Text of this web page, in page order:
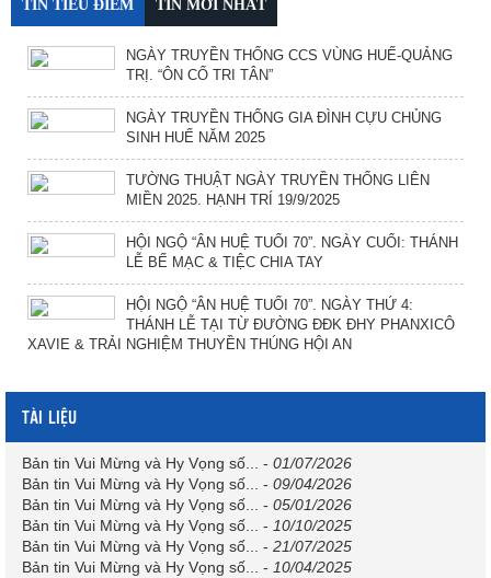
TIN TIÊU ĐIỂM TIN MỚI NHẤT
NGÀY TRUYỀN THỐNG CCS VÙNG HUẾ-QUẢNG
TRỊ. “ÔN CỐ TRI TÂN”
NGÀY TRUYỀN THỐNG GIA ĐÌNH CỰU CHỦNG
SINH HUẾ NĂM 2025
TƯỜNG THUẬT NGÀY TRUYỀN THỐNG LIÊN
MIỀN 2025. HẠNH TRÍ 19/9/2025
HỘI NGỘ “ÂN HUỆ TUỔI 70”. NGÀY CUỐI: THÁNH
LỄ BẾ MẠC & TIỆC CHIA TAY
HỘI NGỘ “ÂN HUỆ TUỔI 70”. NGÀY THỨ 4:
THÁNH LỄ TẠI TỪ ĐƯỜNG ĐĐK ĐHY PHANXICÔ
XAVIE & TRẢI NGHIỆM THUYỀN THÚNG HỘI AN
TÀI LIỆU
Bản tin Vui Mừng và Hy Vọng số... - 01/07/2026
Bản tin Vui Mừng và Hy Vọng số... - 09/04/2026
Bản tin Vui Mừng và Hy Vọng số... - 05/01/2026
Bản tin Vui Mừng và Hy Vọng số... - 10/10/2025
Bản tin Vui Mừng và Hy Vọng số... - 21/07/2025
Bản tin Vui Mừng và Hy Vọng số... - 10/04/2025